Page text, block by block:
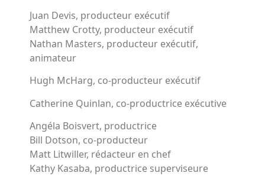
Juan Devis, producteur exécutif
Matthew Crotty, producteur exécutif
Nathan Masters, producteur exécutif,
animateur
Hugh McHarg, co-producteur exécutif
Catherine Quinlan, co-productrice exécutive
Angéla Boisvert, productrice
Bill Dotson, co-producteur
Matt Litwiller, rédacteur en chef
Kathy Kasaba, productrice superviseure